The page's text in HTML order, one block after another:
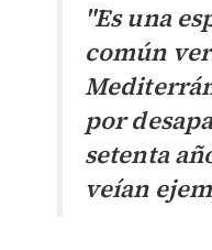
"Es una
común
por
setenta
veían